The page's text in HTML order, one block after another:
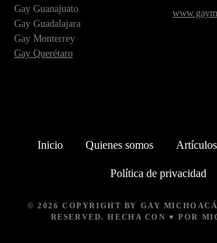
Gay Guanajuato
Gay Guadalajara
Gay Monterrey
Gay Querétaro
Inicio Quienes somos Artículos
Política de privacidad
© 2026 COPYRIGHT BY GAY
RESERVED. HECHA CON ♥ POR